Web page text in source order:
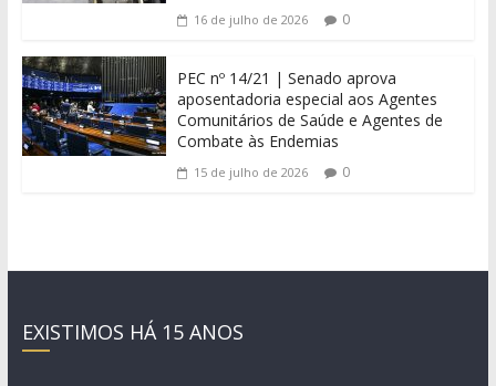
16 de julho de 2026 0
PEC nº 14/21 | Senado aprova
aposentadoria especial aos Agentes
Comunitários de Saúde e Agentes de
Combate às Endemias
15 de julho de 2026 0
EXISTIMOS HÁ 15 ANOS